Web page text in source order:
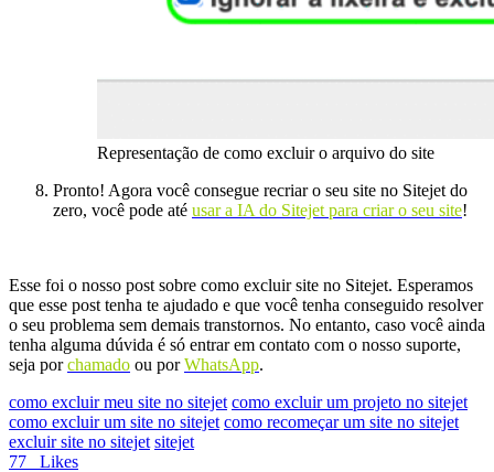
Representação de como excluir o arquivo do site
Pronto! Agora você consegue recriar o seu site no Sitejet do
zero, você pode até usar a IA do Sitejet para criar o seu site!
Esse foi o nosso post sobre como excluir site no Sitejet. Esperamos
que esse post tenha te ajudado e que você tenha conseguido resolver
o seu problema sem demais transtornos. No entanto, caso você ainda
tenha alguma dúvida é só entrar em contato com o nosso suporte,
seja porchamado ou porWhatsApp.
como excluir meu site no sitejet como excluir um projeto no sitejet
como excluir um site no sitejet como recomeçar um site no sitejet
excluir site no sitejet sitejet
77
Likes